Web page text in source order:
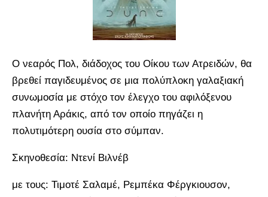
Ο νεαρός Πολ, διάδοχος του Οίκου των Ατρειδών, θα
βρεθεί παγιδευμένος σε μια πολύπλοκη γαλαξιακή
συνωμοσία με στόχο τον έλεγχο του αφιλόξενου
πλανήτη Αράκις, από τον οποίο πηγάζει η
πολυτιμότερη ουσία στο σύμπαν.
Σκηνοθεσία: Ντενί Βιλνέβ
με τους: Τιμοτέ Σαλαμέ, Ρεμπέκα Φέργκιουσον,